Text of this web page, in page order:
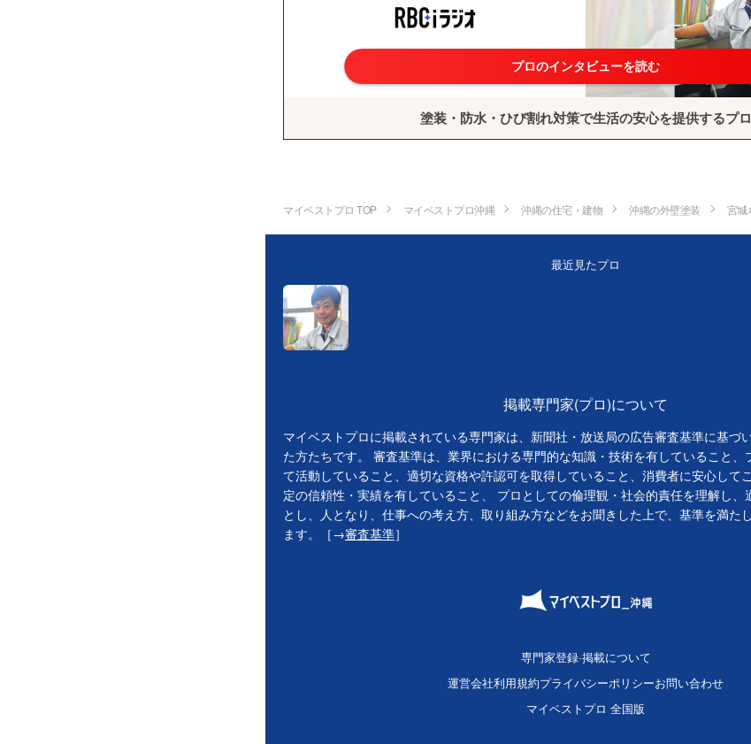
プロのインタビューを読む
塗装・防水・ひび割れ対策で生活の安心を提供するプロ
マイベストプロ TOP マイベストプロ沖縄 沖縄の住宅・建物 沖縄の外壁塗装 宮城
最近見たプロ
掲載専門家(プロ)について
マイベストプロに掲載されている専門家は、新聞社・放送局の広告審査基準に基づ
た方たちです。 審査基準は、業界における専門的な知識・技術を有していること、
て活動していること、適切な資格や許認可を取得していること、消費者に安心して
定の信頼性・実績を有していること、 プロとしての倫理観・社会的責任を理解し、
とし、人となり、仕事への考え方、取り組み方などをお聞きした上で、基準を満た
ます。［→審査基準］
専門家登録·掲載について
運営会社利用規約プライバシーポリシーお問い合わせ
マイベストプロ 全国版